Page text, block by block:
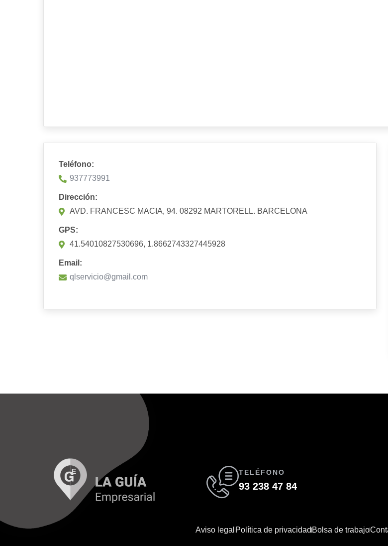
Teléfono:
937773991
Dirección:
AVD. FRANCESC MACIA, 94. 08292 MARTORELL. BARCELONA
GPS:
41.54010827530696, 1.8662743327445928
Email:
qlservicio@gmail.com
TELÉFONO
93 238 47 84
Aviso legal Política de privacidadBolsa de trabajo